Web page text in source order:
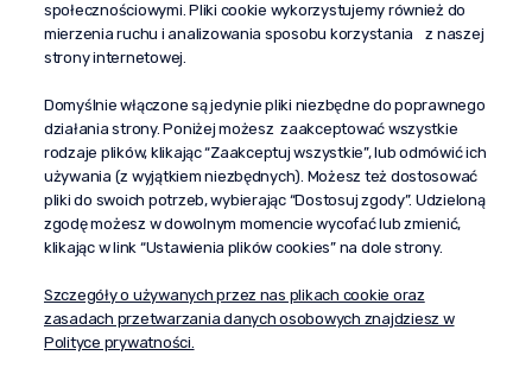
“Propaganda"
al. Komisji Edukacji Narodowej 51/U5
02-797 Warszawa
Pomoc
Dostawa
Moje konto
O firmie
społecznościowymi. Pliki cookie wykorzystujemy również do
mierzenia ruchu i analizowania sposobu korzystania z naszej
strony internetowej.
Domyślnie włączone są jedynie pliki niezbędne do poprawnego
działania strony. Poniżej możesz zaakceptować wszystkie
rodzaje plików, klikając “Zaakceptuj wszystkie”, lub odmówić ich
używania (z wyjątkiem niezbędnych). Możesz też dostosować
pliki do swoich potrzeb, wybierając “Dostosuj zgody”. Udzieloną
zgodę możesz w dowolnym momencie wycofać lub zmienić,
klikając w link “Ustawienia plików cookies” na dole strony.
Szczegóły o używanych przez nas plikach cookie oraz
zasadach przetwarzania danych osobowych znajdziesz w
Polityce prywatności.